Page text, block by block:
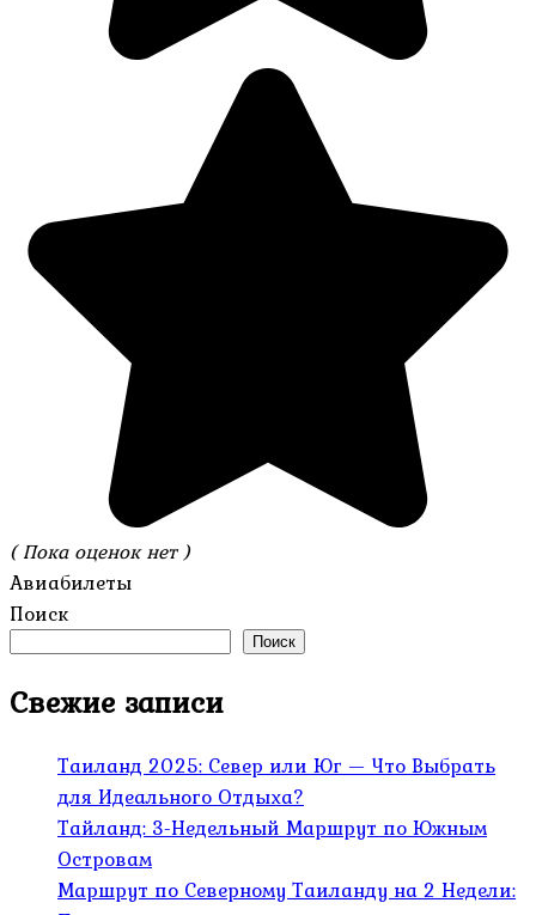
( Пока оценок нет )
Авиабилеты
Поиск
Поиск
Свежие записи
Таиланд 2025: Север или Юг — Что Выбрать
для Идеального Отдыха?
Тайланд: 3-Недельный Маршрут по Южным
Островам
Маршрут по Северному Таиланду на 2 Недели: